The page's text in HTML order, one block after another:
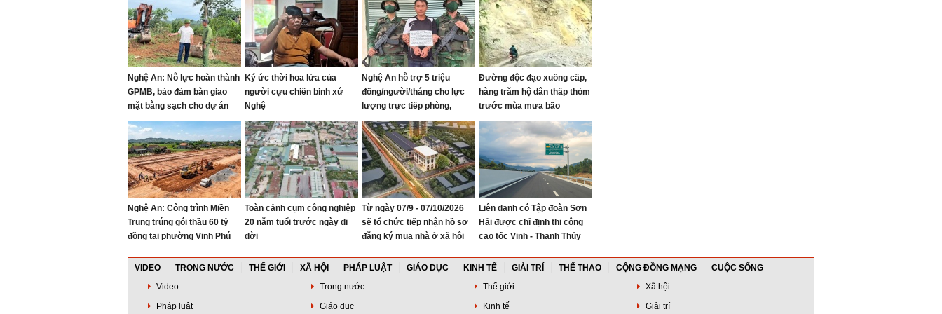
Nghệ An: Nỗ lực hoàn thành
GPMB, bảo đảm bàn giao
mặt bằng sạch cho dự án
cao tốc Vinh - Thanh Thủy
Ký ức thời hoa lửa của
người cựu chiến binh xứ
Nghệ
Nghệ An hỗ trợ 5 triệu
đồng/người/tháng cho lực
lượng trực tiếp phòng,
chống ma túy
Đường độc đạo xuống cấp,
hàng trăm hộ dân thấp thỏm
trước mùa mưa bão
Nghệ An: Công trình Miền
Trung trúng gói thầu 60 tỷ
đồng tại phường Vinh Phú
Toàn cảnh cụm công nghiệp
20 năm tuổi trước ngày di
dời
Từ ngày 07/9 - 07/10/2026
sẽ tổ chức tiếp nhận hồ sơ
đăng ký mua nhà ở xã hội
phường Vinh Lộc
Liên danh có Tập đoàn Sơn
Hải được chỉ định thi công
cao tốc Vinh - Thanh Thủy
VIDEO TRONG NƯỚC THẾ GIỚI XÃ HỘI PHÁP LUẬT GIÁO DỤC KINH TẾ GIẢI TRÍ THỂ THAO CỘNG ĐỒNG MẠNG
CUỘC SỐNG
Video
Trong nước Thế giới
Xã hội
Pháp luật
Giáo dục Kinh tế Giải trí